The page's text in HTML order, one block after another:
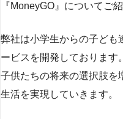
『MoneyGO』についてご
弊社は小学生からの子ども
ービスを開発しております。
子供たちの将来の選択肢を
生活を実現していきます。